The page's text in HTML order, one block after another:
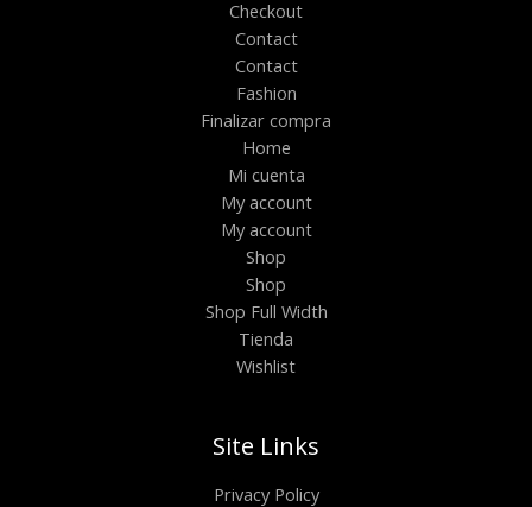
Checkout
Contact
Contact
Fashion
Finalizar compra
Home
Mi cuenta
My account
My account
Shop
Shop
Shop Full Width
Tienda
Wishlist
Site Links
Privacy Policy